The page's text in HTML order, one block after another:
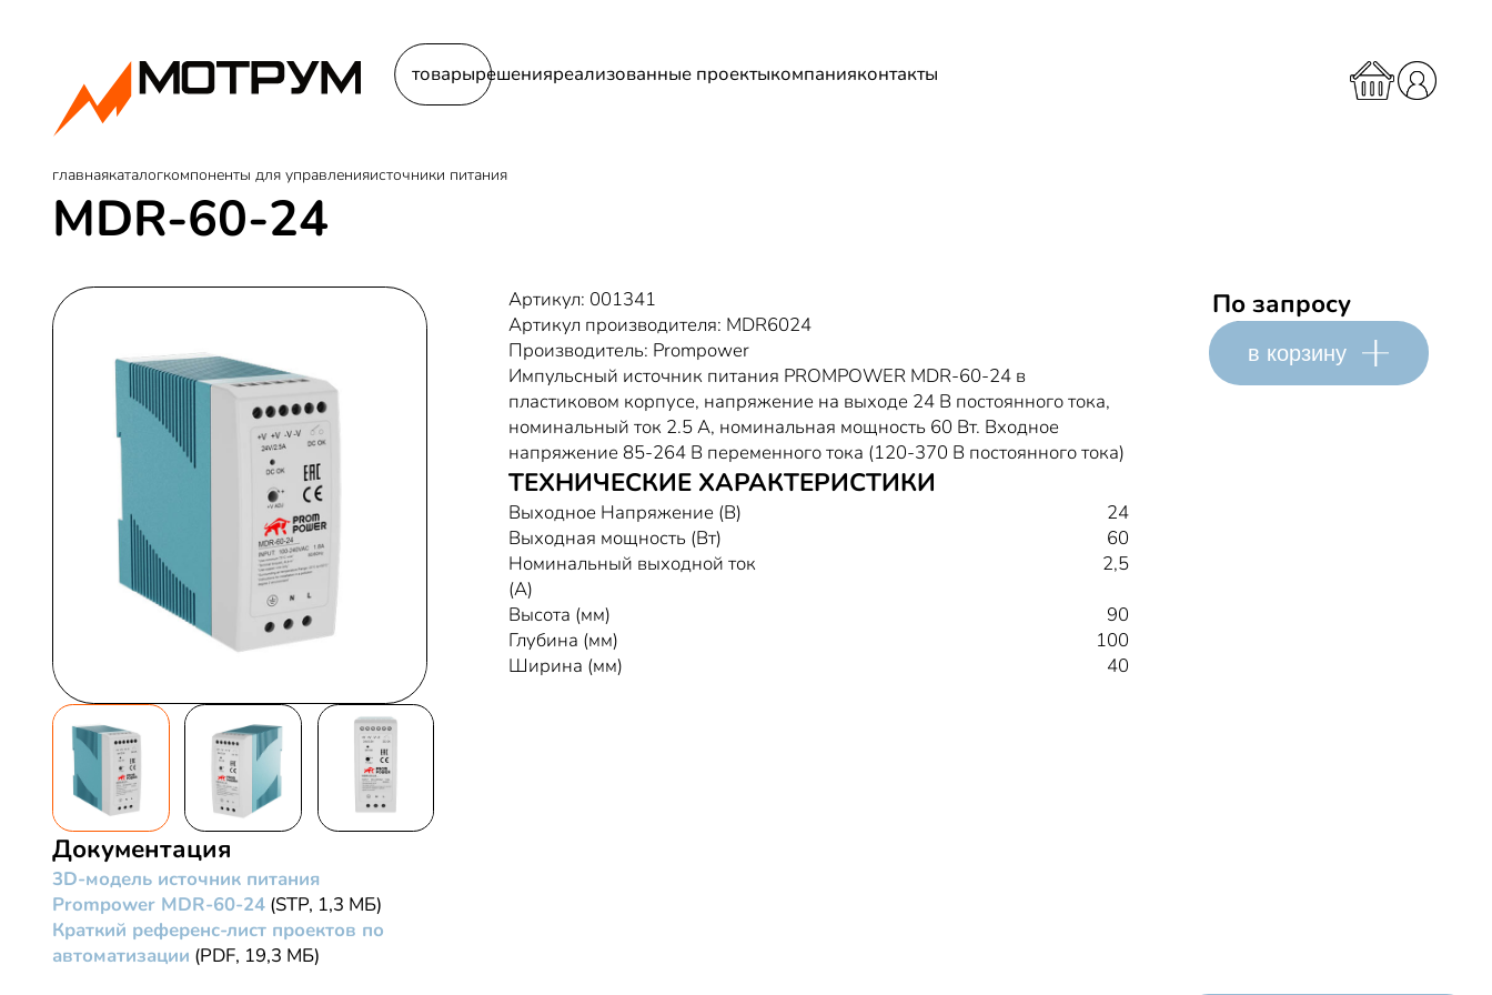
товарырешенияреализованные проектыкомпанияконтакты
главнаякаталогкомпоненты для управленияисточники питания
MDR-60-24
Документация
3D-модель источник питания
Prompower MDR-60-24 (STP, 1,3 МБ)
Краткий референс-лист проектов по
автоматизации (PDF, 19,3 МБ)
Артикул: 001341
Артикул производителя: MDR6024
Производитель: Prompower
Импульсный источник питания PROMPOWER MDR-60-24 в
пластиковом корпусе, напряжение на выходе 24 В постоянного тока,
номинальный ток 2.5 А, номинальная мощность 60 Вт. Входное
напряжение 85-264 В переменного тока (120-370 В постоянного тока)
ТЕХНИЧЕСКИЕ ХАРАКТЕРИСТИКИ
Выходное Напряжение (В)
24
Выходная мощность (Вт)
60
Номинальный выходной ток
(А)
2,5
Высота (мм)
90
Глубина (мм)
100
Ширина (мм)
40
По запросу
в корзину